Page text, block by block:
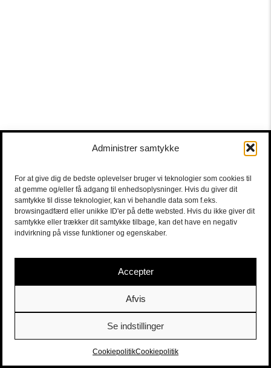
Administrer samtykke
For at give dig de bedste oplevelser bruger vi teknologier som cookies til
at gemme og/eller få adgang til enhedsoplysninger. Hvis du giver dit
samtykke til disse teknologier, kan vi behandle data som f.eks.
browsingadfærd eller unikke ID'er på dette websted. Hvis du ikke giver dit
samtykke eller trækker dit samtykke tilbage, kan det have en negativ
indvirkning på visse funktioner og egenskaber.
Accepter
Afvis
Se indstillinger
CookiepolitikCookiepolitik
Sort/Hvid | Staldgade 26-30 - 1699 Copenhagen V |
Tickets|billet@sort-hvid.dk